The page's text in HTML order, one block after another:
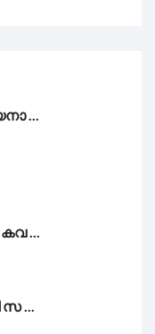
...
...
...